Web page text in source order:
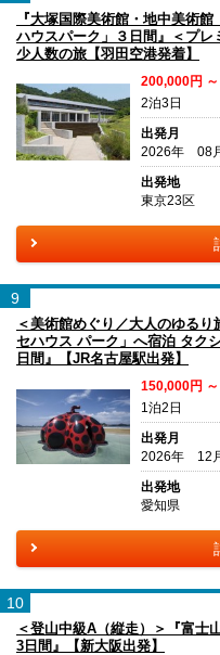
『大塚国際美術館・地中美術
ハウスパーク」３日間』＜プ
少人数の旅【羽田空港発着】
200,000円
2泊3日
出発月
2026年 08
出発地
東京23区
9
＜美術館めぐり／大人のゆる
セハウス パーク」へ宿泊 タク
日間』【JR名古屋駅出発】
150,000円
1泊2日
出発月
2026年 12
出発地
愛知県
10
＜登山中級A（縦走）＞『富
3日間』【新大阪出発】